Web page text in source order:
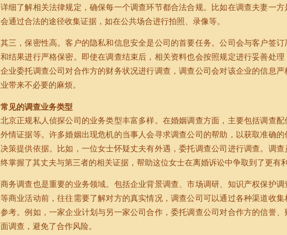
详细了解相关法律规定，确保每一个调查环节都合法合规。比如在调查夫妻一
会通过合法的途径收集证据，如在公共场合进行拍照、录像等。
其三，保密性高。客户的隐私和信息安全是公司的首要任务。公司会与客户签
和结果进行严格保密。即使在调查结束后，相关资料也会按照规定进行妥善处
企业委托调查公司对合作方的财务状况进行调查，调查公司会对该企业的信息
业带来不必要的麻烦。
常见的调查业务类型
北京正规私人侦探公司的业务类型丰富多样。在婚姻调查方面，主要包括调查
外情证据等。许多婚姻出现危机的当事人会寻求调查公司的帮助，以获取准确
决策提供依据。比如，一位女士怀疑丈夫有外遇，委托调查公司进行调查。调
终掌握了其丈夫与第三者的相关证据，帮助这位女士在离婚诉讼中争取到了更有
商务调查也是重要的业务领域。包括企业背景调查、市场调研、知识产权保护
等商业活动前，往往需要了解对方的真实情况，调查公司可以通过各种渠道收
参考。例如，一家企业计划与另一家公司合作，委托调查公司对合作方的信誉
面调查，避免了合作风险。